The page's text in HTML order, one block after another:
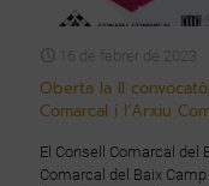
16 de febrer de 2023
Oberta la II
Comarcal i l’Arxiu
El Consell Comarcal del
Comarcal del Baix